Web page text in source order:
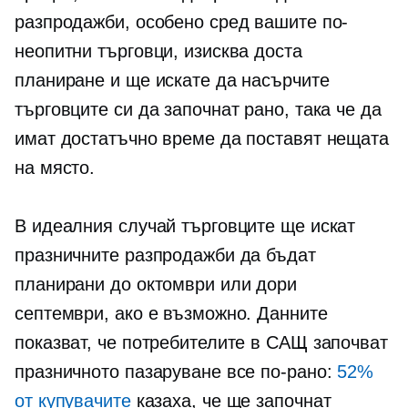
разпродажби, особено сред вашите по-
неопитни търговци, изисква доста
планиране и ще искате да насърчите
търговците си да започнат рано, така че да
имат достатъчно време да поставят нещата
на място.
В идеалния случай търговците ще искат
празничните разпродажби да бъдат
планирани до октомври или дори
септември, ако е възможно. Данните
показват, че потребителите в САЩ започват
празничното пазаруване все по-рано: 52%
от купувачитеказаха, че ще започнат